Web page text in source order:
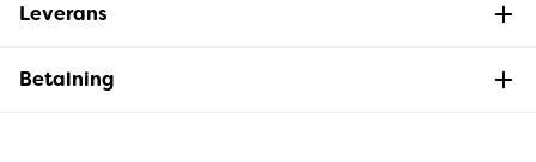
Leverans
Betalning